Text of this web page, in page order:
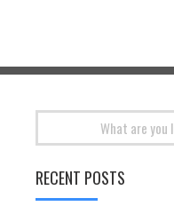
RECENT POSTS